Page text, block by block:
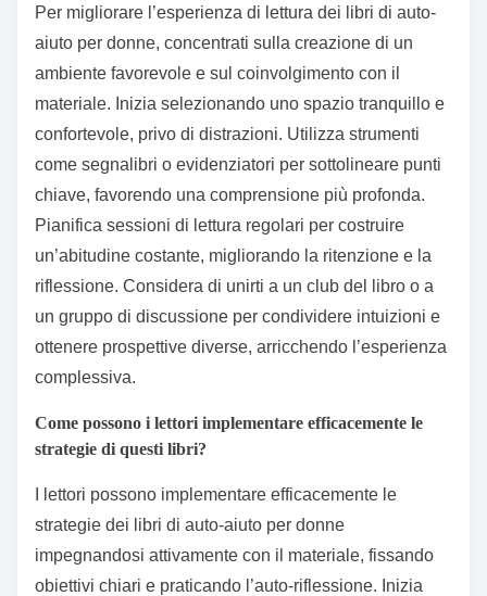
Quali consigli pratici possono
migliorare l’esperienza di
lettura?
Per migliorare l’esperienza di lettura dei libri di auto-
aiuto per donne, concentrati sulla creazione di un
ambiente favorevole e sul coinvolgimento con il
confortevole, privo di distrazioni. Utilizza strumenti
come segnalibri o evidenziatori per sottolineare punti
chiave, favorendo una comprensione più profonda.
Pianifica sessioni di lettura regolari per costruire
un’abitudine costante, migliorando la ritenzione e la
riflessione. Considera di unirti a un club del libro o a
un gruppo di discussione per condividere intuizioni e
ottenere prospettive diverse, arricchendo l’esperienza
complessiva.